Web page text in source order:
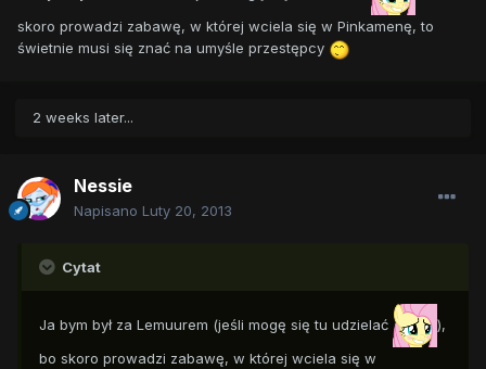
skoro prowadzi zabawę, w której wciela się w Pinkamenę, to
świetnie musi się znać na umyśle przestępcy
2 weeks later...
Nessie
Napisano Luty 20, 2013
Cytat
Ja bym był za Lemuurem (jeśli mogę się tu udzielać
),
bo skoro prowadzi zabawę, w której wciela się w